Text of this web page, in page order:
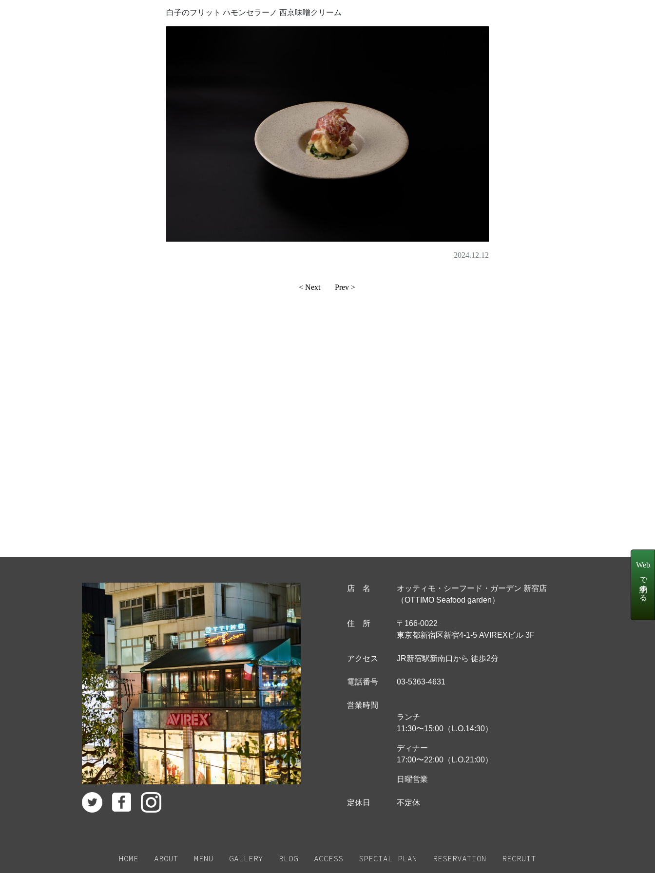
白子のフリット ハモンセラーノ 西京味噌クリーム
2024.12.12
< Next Prev >
店 名
オッティモ・シーフード・ガーデン 新宿店
（OTTIMO Seafood garden）
住 所
〒166-0022
東京都新宿区新宿4-1-5 AVIREXビル 3F
アクセス JR新宿駅新南口から 徒歩2分
電話番号 03-5363-4631
営業時間
ランチ
11:30〜15:00（L.O.14:30）
ディナー
17:00〜22:00（L.O.21:00）
日曜営業
定休日 不定休
HOME ABOUT MENU GALLERY BLOG ACCESS SPECIAL PLAN RESERVATION RECRUIT
Web
で予約する